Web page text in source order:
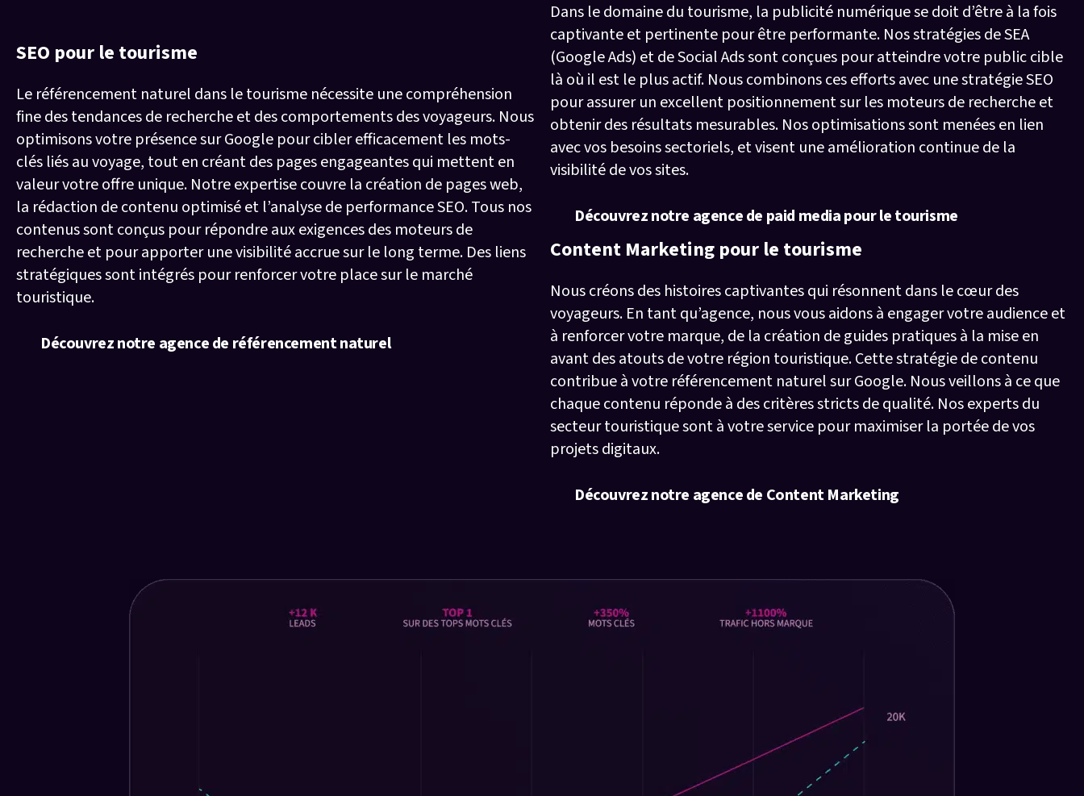
SEO pour le tourisme
Le référencement naturel dans le tourisme nécessite une compréhension
fine des tendances de recherche et des comportements des voyageurs. Nous
optimisons votre présence sur Google pour cibler efficacement les mots-
clés liés au voyage, tout en créant des pages engageantes qui mettent en
valeur votre offre unique. Notre expertise couvre la création de pages web,
la rédaction de contenu optimisé et l’analyse de performance SEO. Tous nos
contenus sont conçus pour répondre aux exigences des moteurs de
recherche et pour apporter une visibilité accrue sur le long terme. Des liens
stratégiques sont intégrés pour renforcer votre place sur le marché
touristique.
Découvrez notre agence de référencement naturel
Dans le domaine du tourisme, la publicité numérique se doit d’être à la fois
captivante et pertinente pour être performante. Nos stratégies de SEA
(Google Ads) et de Social Ads sont conçues pour atteindre votre public cible
là où il est le plus actif. Nous combinons ces efforts avec une stratégie SEO
pour assurer un excellent positionnement sur les moteurs de recherche et
obtenir des résultats mesurables. Nos optimisations sont menées en lien
avec vos besoins sectoriels, et visent une amélioration continue de la
visibilité de vos sites.
Découvrez notre agence de paid media pour le tourisme
Content Marketing pour le tourisme
Nous créons des histoires captivantes qui résonnent dans le cœur des
voyageurs. En tant qu’agence, nous vous aidons à engager votre audience et
à renforcer votre marque, de la création de guides pratiques à la mise en
avant des atouts de votre région touristique. Cette stratégie de contenu
contribue à votre référencement naturel sur Google. Nous veillons à ce que
chaque contenu réponde à des critères stricts de qualité. Nos experts du
secteur touristique sont à votre service pour maximiser la portée de vos
projets digitaux.
Découvrez notre agence de Content Marketing